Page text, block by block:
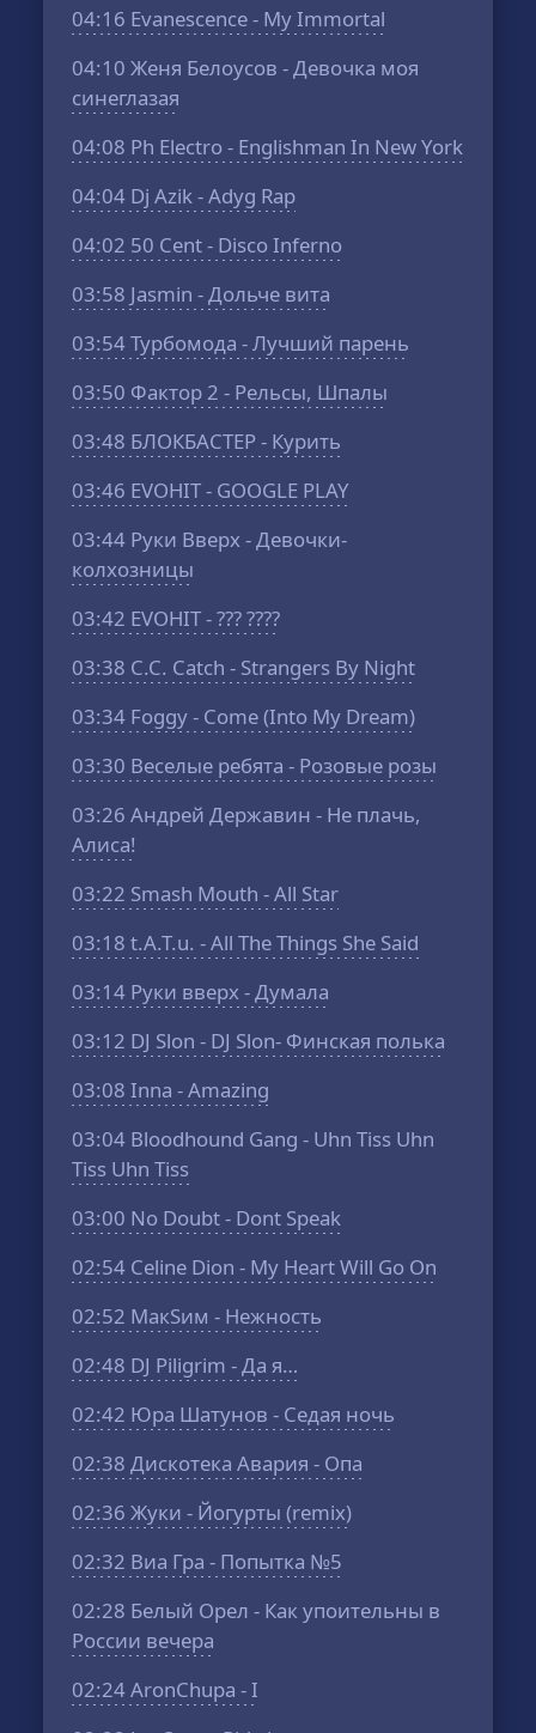
04:16 Evanescence - My Immortal
04:10 Женя Белоусов - Девочка моя
синеглазая
04:08 Ph Electro - Englishman In New York
04:04 Dj Azik - Adyg Rap
04:02 50 Cent - Disco Inferno
03:58 Jasmin - Дольче вита
03:54Турбомода - Лучший парень
03:50 Фактор 2 - Рельсы, Шпалы
03:48 БЛОКБАСТЕР - Курить
03:46 EVOHIT - GOOGLE PLAY
03:44 Руки Вверх - Девочки-
колхозницы
03:42 EVOHIT - ??? ????
03:38 C.C. Catch - Strangers By Night
03:34 Foggy - Come (Into My Dream)
03:30 Веселые ребята - Розовые розы
03:26 Андрей Державин - Не плачь,
Алиса!
03:22 Smash Mouth - All Star
03:18 t.A.T.u. - All The Things She Said
03:14 Руки вверх - Думала
03:12 DJ Slon - DJ Slon- Финская полька
03:08 Inna - Amazing
03:04 Bloodhound Gang - Uhn Tiss Uhn
Tiss Uhn Tiss
03:00 No Doubt - Dont Speak
02:54 Celine Dion - My Heart Will Go On
02:52 МакSим - Нежность
02:48 DJ Piligrim - Да я…
02:42 Юра Шатунов - Седая ночь
02:38 Дискотека Авария - Опа
02:36 Жуки - Йогурты (remix)
02:32 Виа Гра - Попытка №5
02:28 Белый Орел - Как упоительны в
России вечера
02:24AronChupa - I